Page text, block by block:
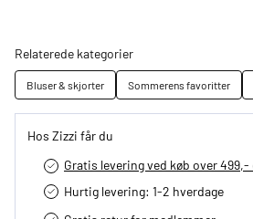
Relaterede kategorier
Bluser & skjorter Sommerens favoritter
Hos Zizzi får du
Gratis levering ved køb over 499,-
Hurtig levering­: 1-2 hverdage